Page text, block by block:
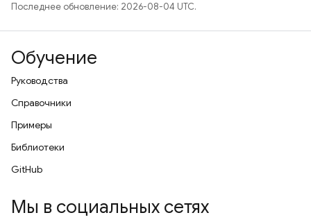
Последнее обновление: 2026-08-04 UTC.
Обучение
Руководства
Справочники
Примеры
Библиотеки
GitHub
Мы в социальных сетях